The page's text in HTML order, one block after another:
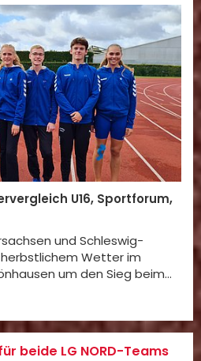
U16, Sportforum,
und Schleswig-
Wetter im
um den Sieg beim…
beide LG NORD-Teams